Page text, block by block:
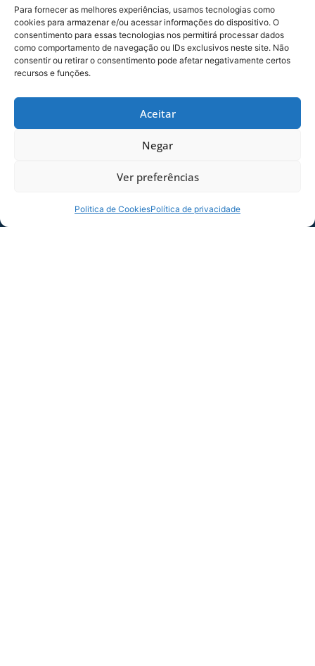
Para fornecer as melhores experiências, usamos tecnologias como
cookies para armazenar e/ou acessar informações do dispositivo. O
consentimento para essas tecnologias nos permitirá processar dados
como comportamento de navegação ou IDs exclusivos neste site. Não
consentir ou retirar o consentimento pode afetar negativamente certos
recursos e funções.
Aceitar
Negar
Ver preferências
Politica de CookiesPolítica de privacidade
Foto: André Palma Ribeiro
Foto: André Palma Ribeiro
Foto: André Palma Ribeiro
COMPARTILHE ESSA NOTÍCIA
MAIS NOTÍCIAS